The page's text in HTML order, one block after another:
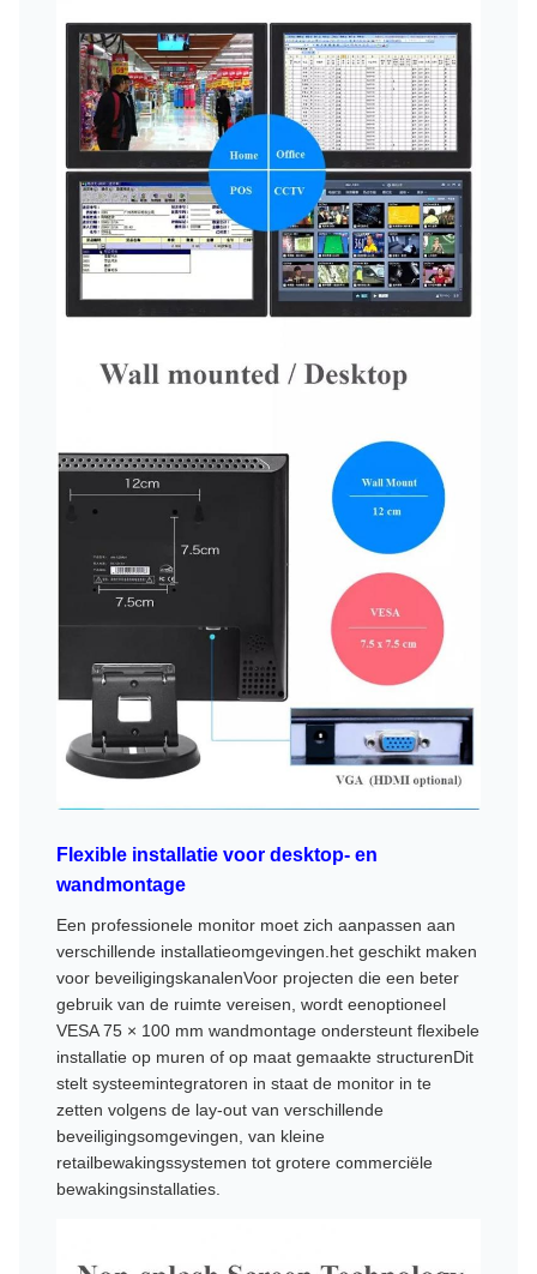
Flexible installatie voor desktop- en
wandmontage
Een professionele monitor moet zich aanpassen aan
verschillende installatieomgevingen.het geschikt maken
voor beveiligingskanalenVoor projecten die een beter
gebruik van de ruimte vereisen, wordt eenoptioneel
VESA 75 × 100 mm wandmontage ondersteunt flexibele
installatie op muren of op maat gemaakte structurenDit
stelt systeemintegratoren in staat de monitor in te
zetten volgens de lay-out van verschillende
beveiligingsomgevingen, van kleine
retailbewakingssystemen tot grotere commerciële
bewakingsinstallaties.